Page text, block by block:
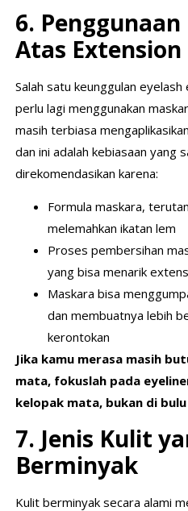
6.
Atas Extension
Salah satu keunggulan
perlu lagi menggunakan
masih terbiasa
dan ini adalah kebiasaan yang
direkomendasikan karena:
Formula maskara,
melemahkan ikatan lem
Proses pembersihan
yang bisa menarik
Maskara bisa
dan membuatnya lebih
kerontokan
Jika kamu merasa masih
mata, fokuslah pada
kelopak mata, bukan di
7. Jenis Kulit
Berminyak
Kulit berminyak secara alami